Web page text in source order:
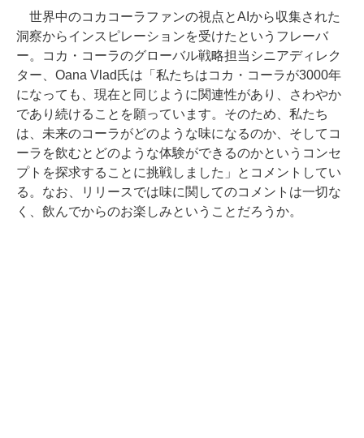
世界中のコカコーラファンの視点とAIから収集された
洞察からインスピレーションを受けたというフレーバ
ー。コカ・コーラのグローバル戦略担当シニアディレク
ター、Oana Vlad氏は「私たちはコカ・コーラが3000年
になっても、現在と同じように関連性があり、さわやか
であり続けることを願っています。そのため、私たち
は、未来のコーラがどのような味になるのか、そしてコ
ーラを飲むとどのような体験ができるのかというコンセ
プトを探求することに挑戦しました」とコメントしてい
る。なお、リリースでは味に関してのコメントは一切な
く、飲んでからのお楽しみということだろうか。